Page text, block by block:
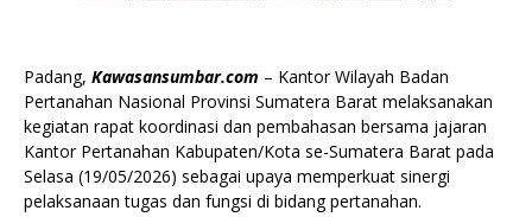
Padang, Kawasansumbar.com – Kantor Wilayah Badan
Pertanahan Nasional Provinsi Sumatera Barat melaksanakan
kegiatan rapat koordinasi dan pembahasan bersama jajaran
Kantor Pertanahan Kabupaten/Kota se-Sumatera Barat pada
Selasa (19/05/2026) sebagai upaya memperkuat sinergi
pelaksanaan tugas dan fungsi di bidang pertanahan.